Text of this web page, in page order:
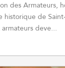
des Armateurs,
de
deve...